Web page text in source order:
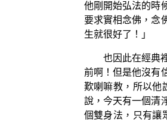
他剛開始弘法的時
要求實相念佛，念
生就很好了！」
也因此在經典
前啊！但是他沒有
歎喇嘛教，所以他
說，今天有一個清
個雙身法，只有讓